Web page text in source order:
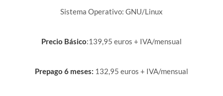
Sistema Operativo: GNU/Linux
Precio Básico:139,95 euros + IVA/mensual
Prepago 6 meses: 132,95 euros + IVA/mensual